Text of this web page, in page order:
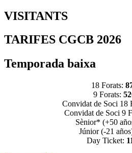
VISITANTS
TARIFES CGCB 2026
Temporada baixa
18 Forats:
9 Forats:
Convidat de Soci 18
Convidat de Soci 9
Sènior* (+50
Júnior (-21
Day Ticket: